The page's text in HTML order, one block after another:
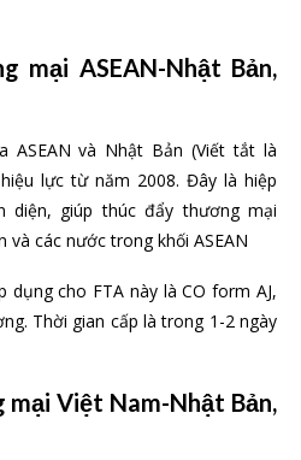
mại ASEAN-Nhật Bản,
ASEAN và Nhật Bản (Viết tắt là
lực từ năm 2008. Đây là hiệp
diện, giúp thúc đẩy thương mại
các nước trong khối ASEAN
dụng cho FTA này là CO form AJ,
Thời gian cấp là trong 1-2 ngày
Việt Nam-Nhật Bản,